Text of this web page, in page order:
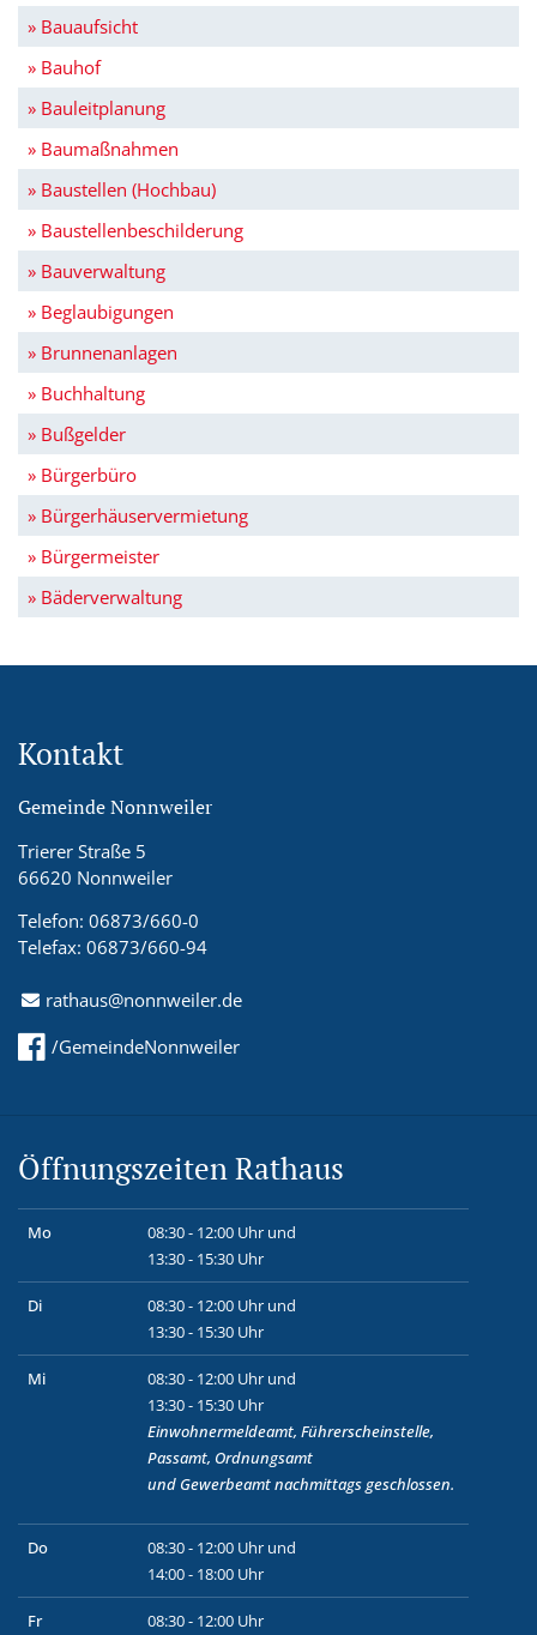
» Bauaufsicht
» Bauhof
» Bauleitplanung
» Baumaßnahmen
» Baustellen (Hochbau)
» Baustellenbeschilderung
» Bauverwaltung
» Beglaubigungen
» Brunnenanlagen
» Buchhaltung
» Bußgelder
» Bürgerbüro
» Bürgerhäuservermietung
» Bürgermeister
» Bäderverwaltung
Kontakt
Gemeinde Nonnweiler
Trierer Straße 5
66620 Nonnweiler
Telefon: 06873/660-0
Telefax: 06873/660-94
rathaus@nonnweiler.de
/GemeindeNonnweiler
Öffnungszeiten Rathaus
Mo
08:30 - 12:00 Uhr und
13:30 - 15:30 Uhr
Di
08:30 - 12:00 Uhr und
13:30 - 15:30 Uhr
Mi
08:30 - 12:00 Uhr und
13:30 - 15:30 Uhr
Einwohnermeldeamt, Führerscheinstelle,
Passamt, Ordnungsamt
und Gewerbeamtnachmittags geschlossen.
Do
08:30 - 12:00 Uhr und
14:00 - 18:00 Uhr
Fr 08:30 - 12:00 Uhr